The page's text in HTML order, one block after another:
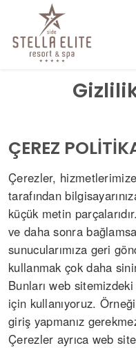
ÇEREZ
Çerezler,
tarafından
küçük metin
ve daha sonra
sunucularımıza geri
kullanmak çok daha
Bunları web
için kullanıyoruz.
giriş yapmanız
Çerezler ayrıca web